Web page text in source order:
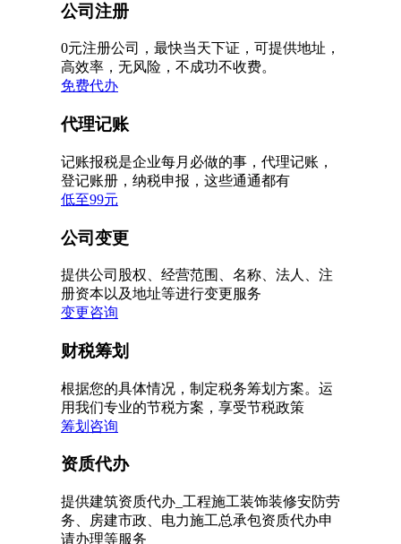
公司注册
0元注册公司，最快当天下证，可提供地址，
高效率，无风险，不成功不收费。
免费代办
代理记账
记账报税是企业每月必做的事，代理记账，
登记账册，纳税申报，这些通通都有
低至99元
公司变更
提供公司股权、经营范围、名称、法人、注
册资本以及地址等进行变更服务
变更咨询
财税筹划
根据您的具体情况，制定税务筹划方案。运
用我们专业的节税方案，享受节税政策
筹划咨询
资质代办
提供建筑资质代办_工程施工装饰装修安防劳
务、房建市政、电力施工总承包资质代办申
请办理等服务